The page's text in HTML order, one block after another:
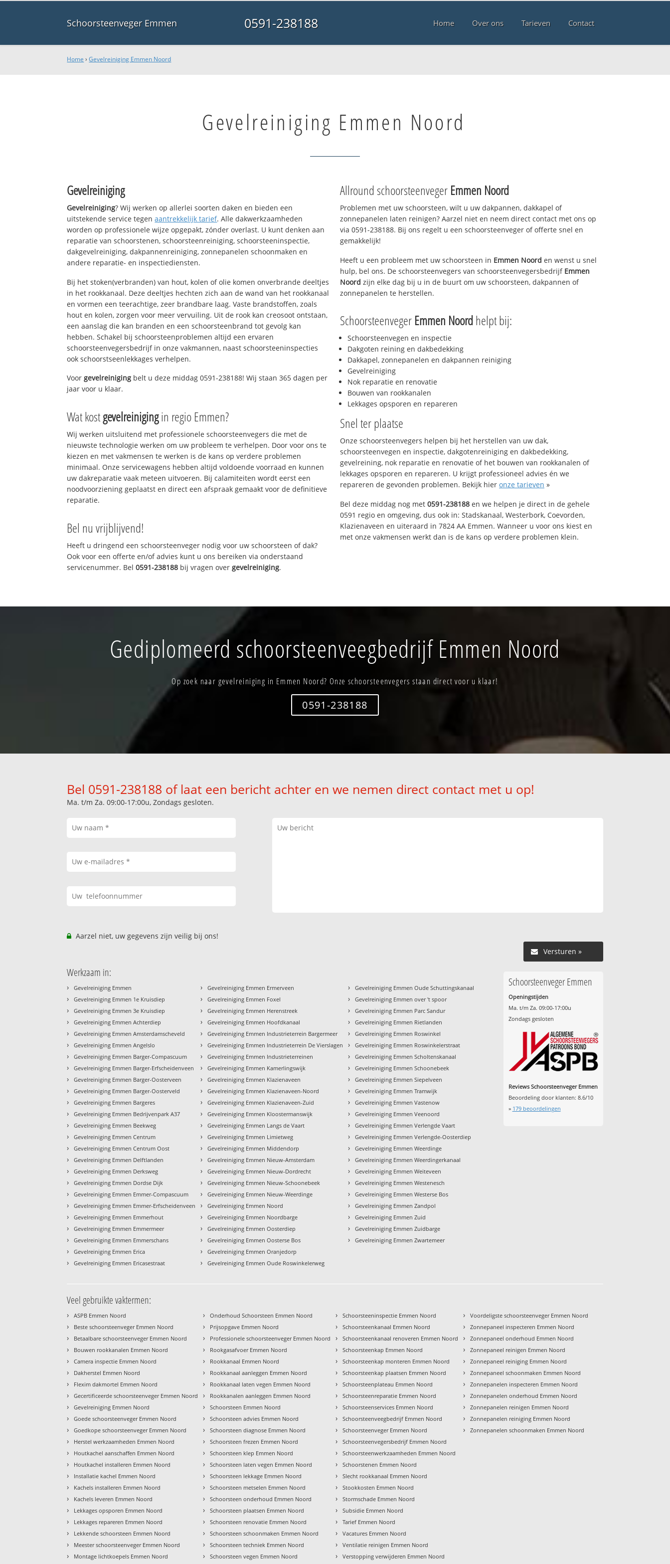
Schoorsteenveger Emmen 0591-238188 Home Over ons Tarieven Contact
Home ›Gevelreiniging Emmen Noord
Gevelreiniging Emmen Noord
Gevelreiniging
Gevelreiniging? Wij werken op allerlei soorten daken en bieden een
uitstekende service tegenaantrekkelijk tarief. Alle dakwerkzaamheden
worden op professionele wijze opgepakt, zónder overlast. U kunt denken aan
reparatie van schoorstenen, schoorsteenreiniging, schoorsteeninspectie,
dakgevelreiniging, dakpannenreiniging, zonnepanelen schoonmaken en
andere reparatie- en inspectiediensten.
Bij het stoken(verbranden) van hout, kolen of olie komen onverbrande deeltjes
in het rookkanaal. Deze deeltjes hechten zich aan de wand van het rookkanaal
en vormen een teerachtige, zeer brandbare laag. Vaste brandstoffen, zoals
hout en kolen, zorgen voor meer vervuiling. Uit de rook kan creosoot ontstaan,
een aanslag die kan branden en een schoorsteenbrand tot gevolg kan
hebben. Schakel bij schoorsteenproblemen altijd een ervaren
schoorsteenvegersbedrijf in onze vakmannen, naast schoorsteeninspecties
ook schoorstseenlekkages verhelpen.
Voorgevelreiniging belt u deze middag 0591-238188! Wij staan 365 dagen per
jaar voor u klaar.
Wat kostgevelreinigingin regio Emmen?
Wij werken uitsluitend met professionele schoorsteenvegers die met de
nieuwste technologie werken om uw probleem te verhelpen. Door voor ons te
kiezen en met vakmensen te werken is de kans op verdere problemen
minimaal. Onze servicewagens hebben altijd voldoende voorraad en kunnen
uw dakreparatie vaak meteen uitvoeren. Bij calamiteiten wordt eerst een
noodvoorziening geplaatst en direct een afspraak gemaakt voor de definitieve
reparatie.
Bel nu vrijblijvend!
Heeft u dringend een schoorsteenveger nodig voor uw schoorsteen of dak?
Ook voor een offerte en/of advies kunt u ons bereiken via onderstaand
servicenummer. Bel0591-238188 bij vragen overgevelreiniging.
Allround schoorsteenveger Emmen Noord
Problemen met uw schoorsteen, wilt u uw dakpannen, dakkapel of
zonnepanelen laten reinigen? Aarzel niet en neem direct contact met ons op
via 0591-238188. Bij ons regelt u een schoorsteenveger of offerte snel en
gemakkelijk!
Heeft u een probleem met uw schoorsteen in Emmen Noord en wenst u snel
hulp, bel ons. De schoorsteenvegers van schoorsteenvegersbedrijf Emmen
Noord zijn elke dag bij u in de buurt om uw schoorsteen, dakpannen of
zonnepanelen te herstellen.
Schoorsteenveger Emmen Noordhelpt bij:
Schoorsteenvegen en inspectie
Dakgoten reining en dakbedekking
Dakkapel, zonnepanelen en dakpannen reiniging
Gevelreiniging
Nok reparatie en renovatie
Bouwen van rookkanalen
Lekkages opsporen en repareren
Snel ter plaatse
Onze schoorsteenvegers helpen bij het herstellen van uw dak,
schoorsteenvegen en inspectie, dakgotenreiniging en dakbedekking,
gevelreining, nok reparatie en renovatie of het bouwen van rookkanalen of
lekkages opsporen en repareren. U krijgt professioneel advies én we
repareren de gevonden problemen. Bekijk hier onze tarieven »
Bel deze middag nog met 0591-238188 en we helpen je direct in de gehele
0591 regio en omgeving, dus ook in: Stadskanaal, Westerbork, Coevorden,
Klazienaveen en uiteraard in 7824 AA Emmen. Wanneer u voor ons kiest en
met onze vakmensen werkt dan is de kans op verdere problemen klein.
Gediplomeerd schoorsteenveegbedrijf Emmen Noord
Op zoek naar gevelreiniging in Emmen Noord? Onze schoorsteenvegers staan direct voor u klaar!
0591-238188
Bel 0591-238188 of laat een bericht achter en we nemen direct contact met u op!
Ma. t/m Za. 09:00-17:00u, Zondags gesloten.
Aarzel niet, uw gegevens zijn veilig bij ons!
Versturen »
Werkzaam in:
› Gevelreiniging Emmen
› Gevelreiniging Emmen 1e Kruisdiep
› Gevelreiniging Emmen 3e Kruisdiep
› Gevelreiniging Emmen Achterdiep
› Gevelreiniging Emmen Amsterdamscheveld
› Gevelreiniging Emmen Angelslo
› Gevelreiniging Emmen Barger-Compascuum
› Gevelreiniging Emmen Barger-Erfscheidenveen
› Gevelreiniging Emmen Barger-Oosterveen
› Gevelreiniging Emmen Barger-Oosterveld
› Gevelreiniging Emmen Bargeres
› Gevelreiniging Emmen Bedrijvenpark A37
› Gevelreiniging Emmen Beekweg
› Gevelreiniging Emmen Centrum
› Gevelreiniging Emmen Centrum Oost
› Gevelreiniging Emmen Delftlanden
› Gevelreiniging Emmen Derksweg
› Gevelreiniging Emmen Dordse Dijk
› Gevelreiniging Emmen Emmer-Compascuum
› Gevelreiniging Emmen Emmer-Erfscheidenveen
› Gevelreiniging Emmen Emmerhout
› Gevelreiniging Emmen Emmermeer
› Gevelreiniging Emmen Emmerschans
› Gevelreiniging Emmen Erica
› Gevelreiniging Emmen Ericasestraat
› Gevelreiniging Emmen Ermerveen
› Gevelreiniging Emmen Foxel
› Gevelreiniging Emmen Herenstreek
› Gevelreiniging Emmen Hoofdkanaal
› Gevelreiniging Emmen Industrieterrein Bargermeer
› Gevelreiniging Emmen Industrieterrein De Vierslagen
› Gevelreiniging Emmen Industrieterreinen
› Gevelreiniging Emmen Kamerlingswijk
› Gevelreiniging Emmen Klazienaveen
› Gevelreiniging Emmen Klazienaveen-Noord
› Gevelreiniging Emmen Klazienaveen-Zuid
› Gevelreiniging Emmen Kloostermanswijk
› Gevelreiniging Emmen Langs de Vaart
› Gevelreiniging Emmen Limietweg
› Gevelreiniging Emmen Middendorp
› Gevelreiniging Emmen Nieuw-Amsterdam
› Gevelreiniging Emmen Nieuw-Dordrecht
› Gevelreiniging Emmen Nieuw-Schoonebeek
› Gevelreiniging Emmen Nieuw-Weerdinge
› Gevelreiniging Emmen Noord
› Gevelreiniging Emmen Noordbarge
› Gevelreiniging Emmen Oosterdiep
› Gevelreiniging Emmen Oosterse Bos
› Gevelreiniging Emmen Oranjedorp
› Gevelreiniging Emmen Oude Roswinkelerweg
› Gevelreiniging Emmen Oude Schuttingskanaal
› Gevelreiniging Emmen over 't spoor
› Gevelreiniging Emmen Parc Sandur
› Gevelreiniging Emmen Rietlanden
› Gevelreiniging Emmen Roswinkel
› Gevelreiniging Emmen Roswinkelerstraat
› Gevelreiniging Emmen Scholtenskanaal
› Gevelreiniging Emmen Schoonebeek
› Gevelreiniging Emmen Siepelveen
› Gevelreiniging Emmen Tramwijk
› Gevelreiniging Emmen Vastenow
› Gevelreiniging Emmen Veenoord
› Gevelreiniging Emmen Verlengde Vaart
› Gevelreiniging Emmen Verlengde-Oosterdiep
› Gevelreiniging Emmen Weerdinge
› Gevelreiniging Emmen Weerdingerkanaal
› Gevelreiniging Emmen Weiteveen
› Gevelreiniging Emmen Westenesch
› Gevelreiniging Emmen Westerse Bos
› Gevelreiniging Emmen Zandpol
› Gevelreiniging Emmen Zuid
› Gevelreiniging Emmen Zuidbarge
› Gevelreiniging Emmen Zwartemeer
Schoorsteenveger Emmen
Openingstijden
Ma. t/m Za. 09:00-17:00u
Zondags gesloten
Reviews Schoorsteenveger Emmen
Beoordeling door klanten: 8.6/10
» 179beoordelingen
Veel gebruikte vaktermen:
› ASPB Emmen Noord
› Beste schoorsteenveger Emmen Noord
› Betaalbare schoorsteenveger Emmen Noord
› Bouwen rookkanalen Emmen Noord
› Camera inspectie Emmen Noord
› Dakherstel Emmen Noord
› Flexim dakmortel Emmen Noord
› Gecertificeerde schoorsteenveger Emmen Noord
› Gevelreiniging Emmen Noord
› Goede schoorsteenveger Emmen Noord
› Goedkope schoorsteenveger Emmen Noord
› Herstel werkzaamheden Emmen Noord
› Houtkachel aanschaffen Emmen Noord
› Houtkachel installeren Emmen Noord
› Installatie kachel Emmen Noord
› Kachels installeren Emmen Noord
› Kachels leveren Emmen Noord
› Lekkages opsporen Emmen Noord
› Lekkages repareren Emmen Noord
› Lekkende schoorsteen Emmen Noord
› Meester schoorsteenveger Emmen Noord
› Montage lichtkoepels Emmen Noord
› Onderhoud Schoorsteen Emmen Noord
› Prijsopgave Emmen Noord
› Professionele schoorsteenveger Emmen Noord
› Rookgasafvoer Emmen Noord
› Rookkanaal Emmen Noord
› Rookkanaal aanleggen Emmen Noord
› Rookkanaal laten vegen Emmen Noord
› Rookkanalen aanleggen Emmen Noord
› Schoorsteen Emmen Noord
› Schoorsteen advies Emmen Noord
› Schoorsteen diagnose Emmen Noord
› Schoorsteen frezen Emmen Noord
› Schoorsteen klep Emmen Noord
› Schoorsteen laten vegen Emmen Noord
› Schoorsteen lekkage Emmen Noord
› Schoorsteen metselen Emmen Noord
› Schoorsteen onderhoud Emmen Noord
› Schoorsteen plaatsen Emmen Noord
› Schoorsteen renovatie Emmen Noord
› Schoorsteen schoonmaken Emmen Noord
› Schoorsteen techniek Emmen Noord
› Schoorsteen vegen Emmen Noord
› Schoorsteeninspectie Emmen Noord
› Schoorsteenkanaal Emmen Noord
› Schoorsteenkanaal renoveren Emmen Noord
› Schoorsteenkap Emmen Noord
› Schoorsteenkap monteren Emmen Noord
› Schoorsteenkap plaatsen Emmen Noord
› Schoorsteenplateau Emmen Noord
› Schoorsteenreparatie Emmen Noord
› Schoorsteenservices Emmen Noord
› Schoorsteenveegbedrijf Emmen Noord
› Schoorsteenveger Emmen Noord
› Schoorsteenvegersbedrijf Emmen Noord
› Schoorsteenwerkzaamheden Emmen Noord
› Schoorstenen Emmen Noord
› Slecht rookkanaal Emmen Noord
› Stookkosten Emmen Noord
› Stormschade Emmen Noord
› Subsidie Emmen Noord
› Tarief Emmen Noord
› Vacatures Emmen Noord
› Ventilatie reinigen Emmen Noord
› Verstopping verwijderen Emmen Noord
› Voordeligste schoorsteenveger Emmen Noord
› Zonnepaneel inspecteren Emmen Noord
› Zonnepaneel onderhoud Emmen Noord
› Zonnepaneel reinigen Emmen Noord
› Zonnepaneel reiniging Emmen Noord
› Zonnepaneel schoonmaken Emmen Noord
› Zonnepanelen inspecteren Emmen Noord
› Zonnepanelen onderhoud Emmen Noord
› Zonnepanelen reinigen Emmen Noord
› Zonnepanelen reiniging Emmen Noord
› Zonnepanelen schoonmaken Emmen Noord